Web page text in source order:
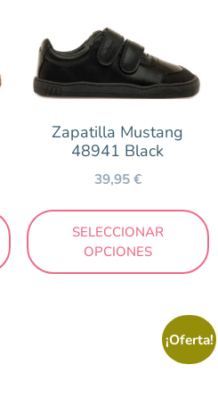
Zapatilla Mustang
48941 Black
39,95€
SELECCIONAR
OPCIONES
¡Oferta!